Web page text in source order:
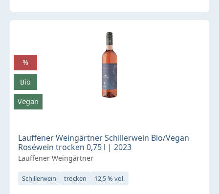
Lauffener Weingärtner Schillerwein Bio/Vegan
Roséwein trocken 0,75 l | 2023
Lauffener Weingärtner
Schillerwein trocken 12,5 % vol.
%
Bio
Vegan